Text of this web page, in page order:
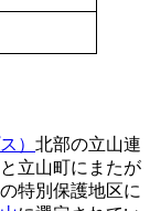
） 北部の立山連
立山町にまたが
特別保護地区に